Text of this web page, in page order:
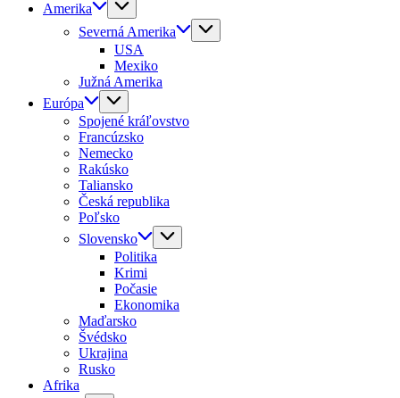
Amerika
Severná Amerika
USA
Mexiko
Južná Amerika
Európa
Spojené kráľovstvo
Francúzsko
Nemecko
Rakúsko
Taliansko
Česká republika
Poľsko
Slovensko
Politika
Krimi
Počasie
Ekonomika
Maďarsko
Švédsko
Ukrajina
Rusko
Afrika